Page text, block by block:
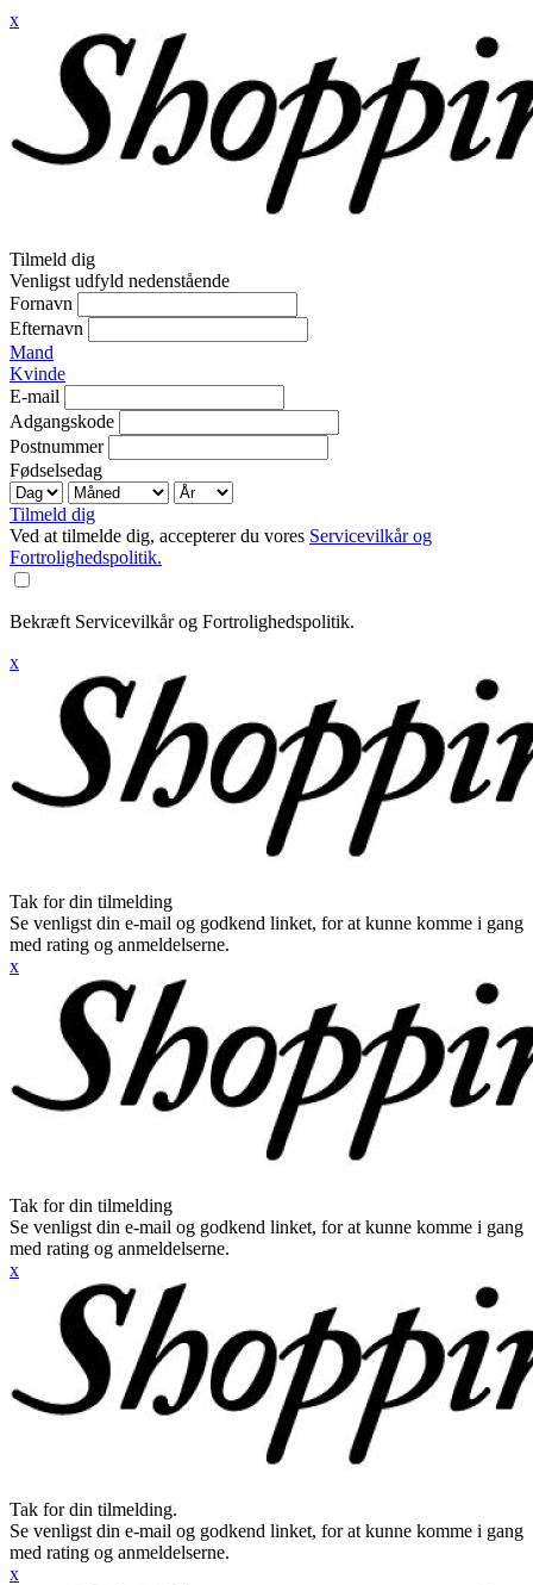
x
Tilmeld dig
Venligst udfyld nedenstående
Fornavn
Efternavn
Mand
Kvinde
E-mail
Adgangskode
Postnummer
Fødselsedag
Tilmeld dig
Ved at tilmelde dig, accepterer du vores Servicevilkår og
Fortrolighedspolitik.
Bekræft Servicevilkår og Fortrolighedspolitik.
x
Tak for din tilmelding
Se venligst din e-mail og godkend linket, for at kunne komme i gang
med rating og anmeldelserne.
x
Tak for din tilmelding
Se venligst din e-mail og godkend linket, for at kunne komme i gang
med rating og anmeldelserne.
x
Tak for din tilmelding.
Se venligst din e-mail og godkend linket, for at kunne komme i gang
med rating og anmeldelserne.
x